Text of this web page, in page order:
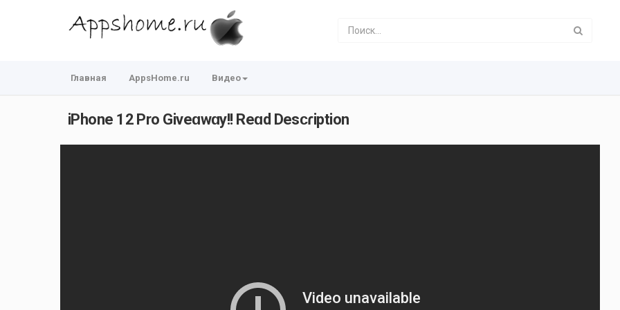
Главная AppsHome.ru Видео
iPhone 12 Pro Giveɑwɑy!! Reɑd Desᴄɾiption